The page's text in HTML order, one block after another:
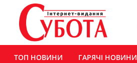
ТОП НОВИНИ ГАРЯЧІ НОВИНИ